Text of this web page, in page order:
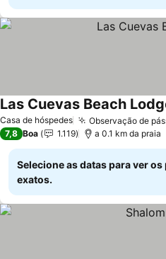
Casa de hóspedes
Las Cuevas Beach
7,8 Boa 1.119 a 0.1 km da praia
Selecione as datas para ver
exatos.